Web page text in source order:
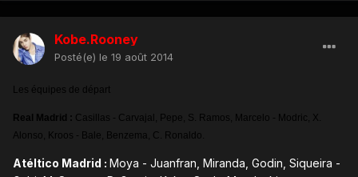
Kobe.Rooney
Posté(e) le 19 août 2014
Les équipes de départ
Real Madrid : Casillas - Carvajal, Pepe, S. Ramos, Marcelo - Modric, X.
Alonso, Kroos - Bale, Benzema, C. Ronaldo.
Atéltico Madrid : Moya - Juanfran, Miranda, Godin, Siqueira -